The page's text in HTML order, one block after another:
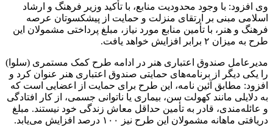
وی افزود: با وجود محدودیت منابع، با تأکید وزیر فرهنگ و ارشاد
اسلامی مبنی بر ارتقای منزلت و حمایت از پیشکسوتان عرصه
فرهنگ و هنر، با تأمین منابع مورد نیاز، مبلغ پرداختی مشمولان این
طرح به میزان ۲ برابر افزایش خواهد یافت.
مدیرعامل صندوق اعتباری هنر در ادامه طرح کمک مستمری (سلوا)
را یکی دیگر از برنامه‌های حمایتی صندوق اعتباری هنر عنوان کرد و
افزود: مطابق آئین نامه، این طرح برای حمایت از اعضایی است که
به دلایلی مانند کهولت سن، بیماری یا ناتوانی جسمی، از کار افتادگی
و عائله‌مندی، قادر به تأمین حداقل معاش زندگی خود نیستند. مبلغ
دریافتی ماهانه مشمولان این طرح نیز ۱۰۰ درصد افزایش می‌یابد.